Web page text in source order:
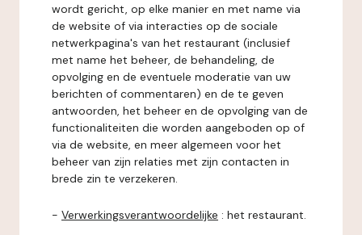
wordt gericht, op elke manier en met name via
de website of via interacties op de sociale
netwerkpagina's van het restaurant (inclusief
met name het beheer, de behandeling, de
opvolging en de eventuele moderatie van uw
berichten of commentaren) en de te geven
antwoorden, het beheer en de opvolging van de
functionaliteiten die worden aangeboden op of
via de website, en meer algemeen voor het
beheer van zijn relaties met zijn contacten in
brede zin te verzekeren.
- Verwerkingsverantwoordelijke : het restaurant.